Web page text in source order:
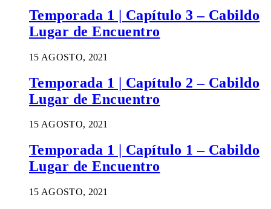
Temporada 1 | Capítulo 3 – Cabildo
Lugar de Encuentro
15 AGOSTO, 2021
Temporada 1 | Capítulo 2 – Cabildo
Lugar de Encuentro
15 AGOSTO, 2021
Temporada 1 | Capítulo 1 – Cabildo
Lugar de Encuentro
15 AGOSTO, 2021